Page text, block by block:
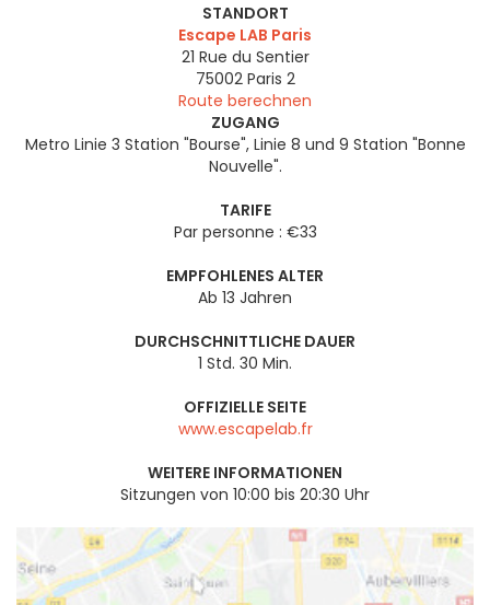
STANDORT
Escape LAB Paris
21 Rue du Sentier
75002 Paris 2
Route berechnen
ZUGANG
Metro Linie 3 Station "Bourse", Linie 8 und 9 Station "Bonne
Nouvelle".
TARIFE
Par personne : €33
EMPFOHLENES ALTER
Ab 13 Jahren
DURCHSCHNITTLICHE DAUER
1 Std. 30 Min.
OFFIZIELLE SEITE
www.escapelab.fr
WEITERE INFORMATIONEN
Sitzungen von 10:00 bis 20:30 Uhr